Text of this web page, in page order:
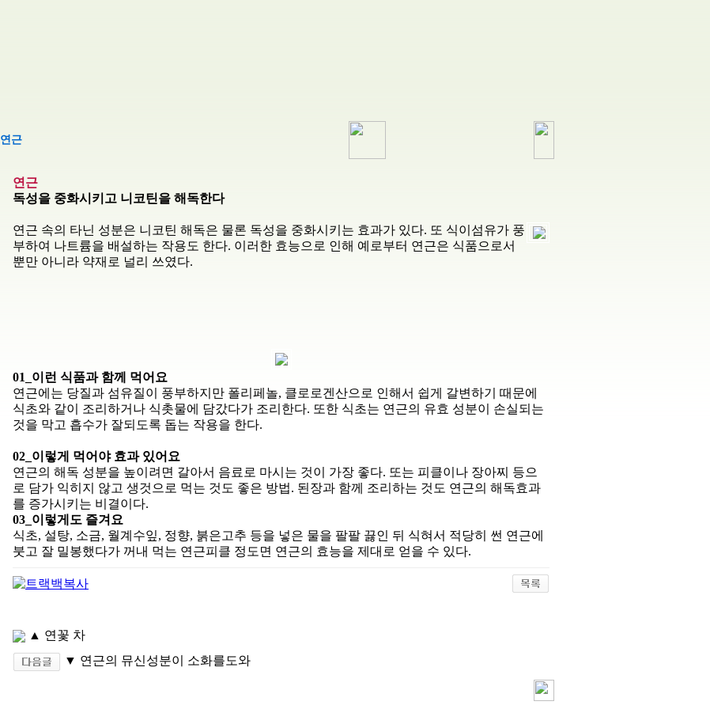
연근
연근
독성을 중화시키고 니코틴을 해독한다
연근 속의 타닌 성분은 니코틴 해독은 물론 독성을 중화시키는 효과가 있다. 또 식이섬유가 풍
부하여 나트륨을 배설하는 작용도 한다. 이러한 효능으로 인해 예로부터 연근은 식품으로서
뿐만 아니라 약재로 널리 쓰였다.
01_이런 식품과 함께 먹어요
연근에는 당질과 섬유질이 풍부하지만 폴리페놀, 클로로겐산으로 인해서 쉽게 갈변하기 때문에
식초와 같이 조리하거나 식촛물에 담갔다가 조리한다. 또한 식초는 연근의 유효 성분이 손실되는
것을 막고 흡수가 잘되도록 돕는 작용을 한다.
02_이렇게 먹어야 효과 있어요
연근의 해독 성분을 높이려면 갈아서 음료로 마시는 것이 가장 좋다. 또는 피클이나 장아찌 등으
로 담가 익히지 않고 생것으로 먹는 것도 좋은 방법. 된장과 함께 조리하는 것도 연근의 해독효과
를 증가시키는 비결이다.
03_이렇게도 즐겨요
식초, 설탕, 소금, 월계수잎, 정향, 붉은고추 등을 넣은 물을 팔팔 끓인 뒤 식혀서 적당히 썬 연근에
붓고 잘 밀봉했다가 꺼내 먹는 연근피클 정도면 연근의 효능을 제대로 얻을 수 있다.
▲ 연꽃 차
▼ 연근의 뮤신성분이 소화를도와